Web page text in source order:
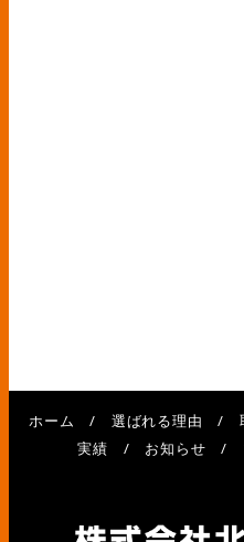
ホーム / 選ばれる理由 /
実績 / お知らせ /